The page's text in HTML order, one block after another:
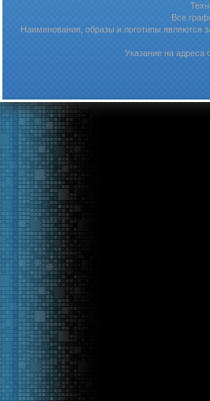
Все
Наименования, образы и логотипы являются
Указание на адреса